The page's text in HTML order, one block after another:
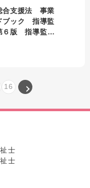
をまとめた通知集
令和6年度に行われ
サービス報酬改定
合支援法 事業
ブック 指導監
版 指導監査
16
士
士